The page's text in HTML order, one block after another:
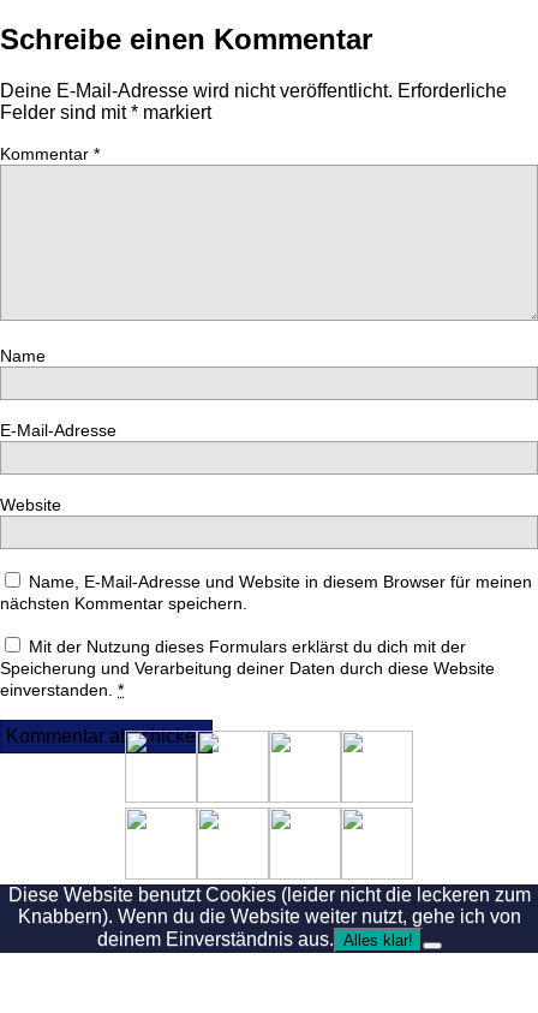
Schreibe einen Kommentar
Deine E-Mail-Adresse wird nicht veröffentlicht. Erforderliche
Felder sind mit* markiert
Kommentar *
Name
E-Mail-Adresse
Website
Name, E-Mail-Adresse und Website in diesem Browser für meinen
nächsten Kommentar speichern.
Mit der Nutzung dieses Formulars erklärst du dich mit der
Speicherung und Verarbeitung deiner Daten durch diese Website
einverstanden. *
Diese Website benutzt Cookies (leider nicht die leckeren zum
Knabbern). Wenn du die Website weiter nutzt, gehe ich von
deinem Einverständnis aus. Alles klar!